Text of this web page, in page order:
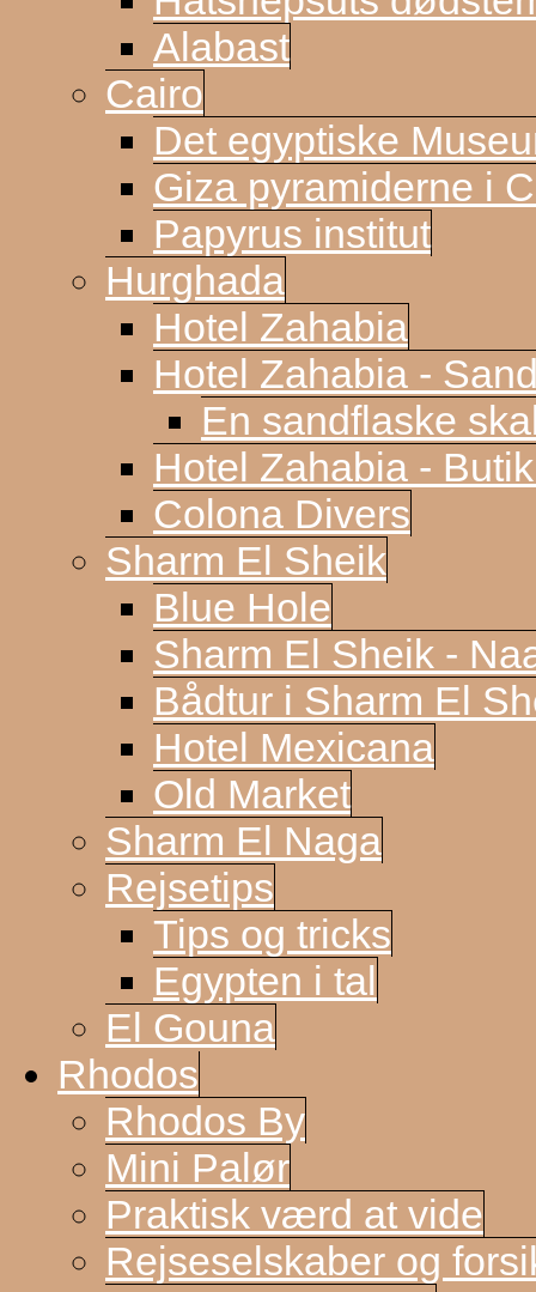
Alabast
Cairo
Det egyptiske
Giza pyramiderne i
Papyrus institut
Hurghada
Hotel Zahabia
Hotel Zahabia -
En sandflaske
Hotel Zahabia -
Colona Divers
Sharm El Sheik
Blue Hole
Sharm El Sheik -
Bådtur i Sharm El
Hotel Mexicana
Old Market
Sharm El Naga
Rejsetips
Tips og tricks
Egypten i tal
El Gouna
Rhodos
Rhodos By
Mini Palør
Praktisk værd at vide
Rejseselskaber og